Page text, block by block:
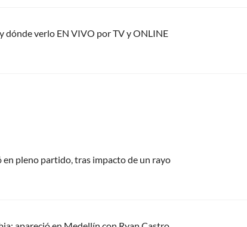
dónde verlo EN VIVO por TV y ONLINE
pleno partido, tras impacto de un rayo